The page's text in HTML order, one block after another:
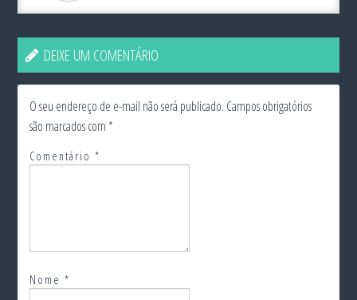
DEIXE UM COMENTÁRIO
O seu endereço de e-mail não será publicado. Campos obrigatórios
são marcados com *
Comentário*
Nome*